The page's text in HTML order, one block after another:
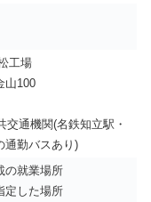
工場
山100
交通機関(名鉄知立駅・
通勤バスあり)
の就業場所
定した場所